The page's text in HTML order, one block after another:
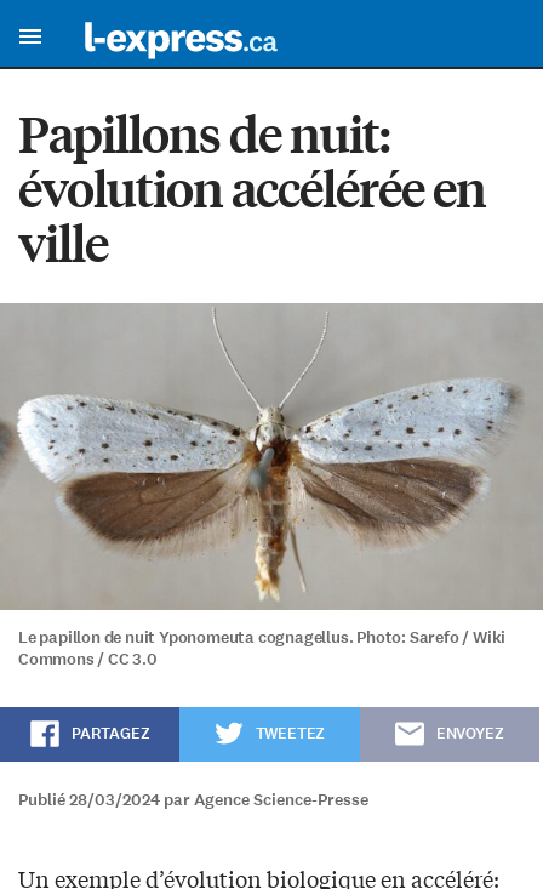
Papillons de nuit:
évolution accélérée en
ville
Le papillon de nuit Yponomeuta cognagellus. Photo: Sarefo / Wiki
Commons / CC 3.0
PARTAGEZ TWEETEZ ENVOYEZ
Publié 28/03/2024 par Agence Science-Presse
Un exemple d’évolution biologique en accéléré: